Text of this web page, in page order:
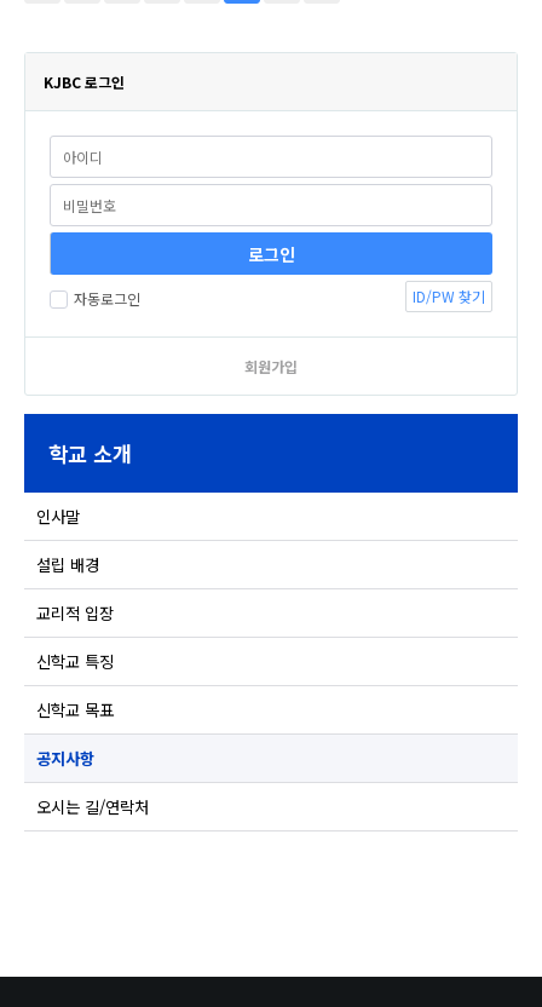
KJBC 로그인
자동로그인 ID/PW 찾기
회원가입
학교 소개
인사말
설립 배경
교리적 입장
신학교 특징
신학교 목표
공지사항
오시는 길/연락처